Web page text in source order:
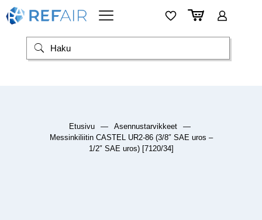
Etusivu — Asennustarvikkeet
—
Messinkiliitin CASTEL UR2-86 (3/8″ SAE uros –
1/2″ SAE uros) [7120/34]